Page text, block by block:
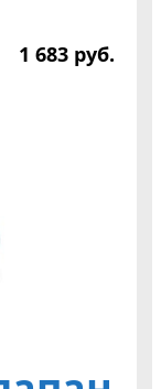
1 683 руб.